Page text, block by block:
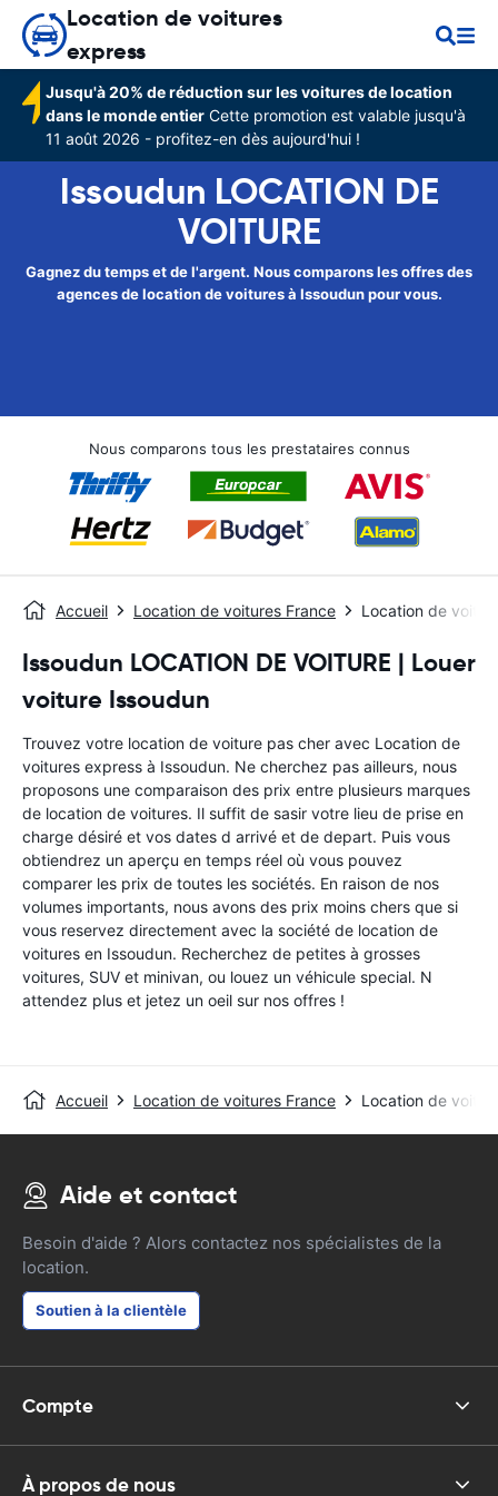
Location de voitures
express
Jusqu'à 20% de réduction sur les voitures de location
dans le monde entier Cette promotion est valable jusqu'à
11 août 2026 - profitez-en dès aujourd'hui !
Issoudun LOCATION DE
VOITURE
Gagnez du temps et de l'argent. Nous comparons les offres des
agences de location de voitures à Issoudun pour vous.
Nous comparons tous les prestataires connus
Accueil Location de voitures France Location de
Issoudun LOCATION DE VOITURE | Louer
voiture Issoudun
Trouvez votre location de voiture pas cher avec Location de
voitures express à Issoudun. Ne cherchez pas ailleurs, nous
proposons une comparaison des prix entre plusieurs marques
de location de voitures. Il suffit de sasir votre lieu de prise en
charge désiré et vos dates d arrivé et de depart. Puis vous
obtiendrez un aperçu en temps réel où vous pouvez
comparer les prix de toutes les sociétés. En raison de nos
volumes importants, nous avons des prix moins chers que si
vous reservez directement avec la société de location de
voitures en Issoudun. Recherchez de petites à grosses
voitures, SUV et minivan, ou louez un véhicule special. N
attendez plus et jetez un oeil sur nos offres !
Accueil Location de voitures France Location de
Aide et contact
Besoin d'aide ? Alors contactez nos spécialistes de la
location.
Soutien à la clientèle
Compte
À propos de nous